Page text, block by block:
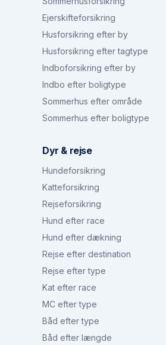
Ejerskifteforsikring
Husforsikring efter by
Husforsikring efter tagtype
Indboforsikring efter by
Indbo efter boligtype
Sommerhus efter område
Sommerhus efter boligtype
Dyr & rejse
Hundeforsikring
Katteforsikring
Rejseforsikring
Hund efter race
Hund efter dækning
Rejse efter destination
Rejse efter type
Kat efter race
MC efter type
Båd efter type
Båd efter længde